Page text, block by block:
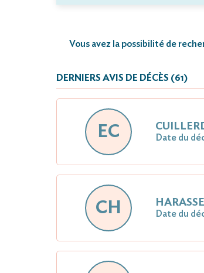
Vous avez la possibilité de
DERNIERS AVIS DE DÉCÈS (61)
EC Date du
CH Date du